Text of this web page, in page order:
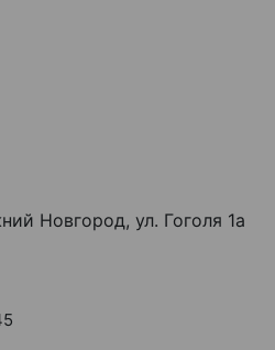
Новгород, ул. Гоголя 1а